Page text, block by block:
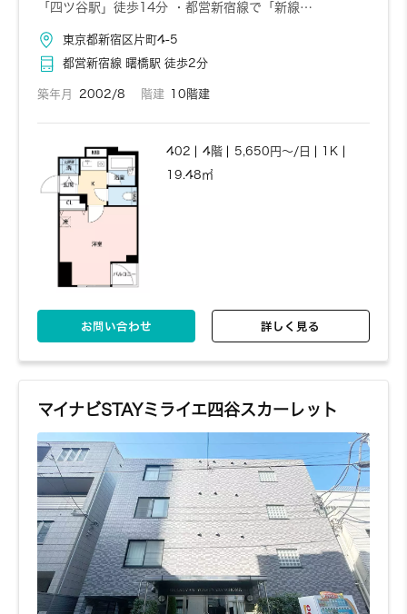
「四ツ谷駅」徒歩14分 ・都営新宿線で「新線…
東京都新宿区片町4-5
都営新宿線 曙橋駅 徒歩2分
築年月 2002/8 階建 10階建
402 4階 5,650円～/日
1K
19.48㎡
お問い合わせ 詳しく見る
マイナビSTAYミライエ四谷スカーレット